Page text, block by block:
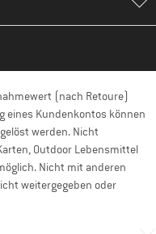
(nach Retoure)
eines Kundenkontos können
werden. Nicht
Outdoor Lebensmittel
Nicht mit anderen
weitergegeben oder